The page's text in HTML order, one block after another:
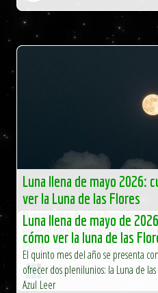
Luna llena de mayo 2026:
ver la Luna de las Flores
El quinto mes del año llega con un
especial para la observación del cielo
estará […]
El Independiente
Luna llena de mayo de
cómo ver la luna de las
El quinto mes del año se presenta
ofrecer dos plenilunios: la Luna de las
Azul Leer